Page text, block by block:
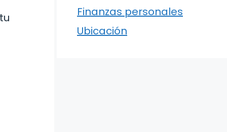
Finanzas personales
Ubicación